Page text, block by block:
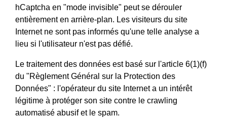
hCaptcha en "mode invisible" peut se dérouler
entièrement en arrière-plan. Les visiteurs du site
Internet ne sont pas informés qu'une telle analyse a
lieu si l'utilisateur n'est pas défié.
Le traitement des données est basé sur l'article 6(1)(f)
du "Règlement Général sur la Protection des
Données" : l'opérateur du site Internet a un intérêt
légitime à protéger son site contre le crawling
automatisé abusif et le spam.